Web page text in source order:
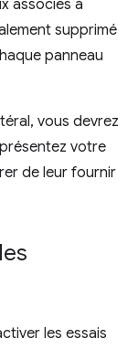
associés à
supprimé
panneau
vous devrez
votre
de leur fournir
les essais